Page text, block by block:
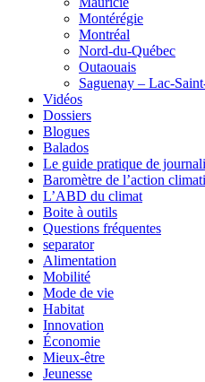
Montérégie
Montréal
Nord-du-Québec
Outaouais
Saguenay – Lac-
Vidéos
Dossiers
Blogues
Balados
Le guide pratique de
Baromètre de l’action
L’ABD du climat
Boite à outils
Questions fréquentes
separator
Alimentation
Mobilité
Mode de vie
Habitat
Innovation
Économie
Mieux-être
Jeunesse